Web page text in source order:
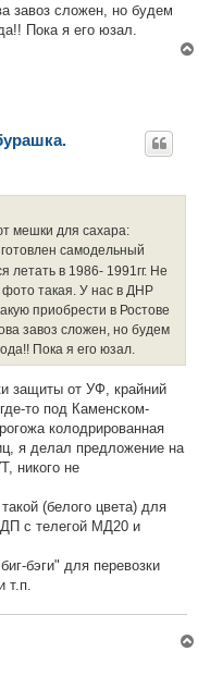
завоз сложен, но будем
Пока я его юзал.
мешки для сахара:
самодельный
летать в 1986- 1991гг. Не
фото такая. У нас в ДНР
приобрести в Ростове
завоз сложен, но будем
Пока я его юзал.
защиты от УФ, крайний
то под Каменском-
колодрированная
я делал предложение на
никого не
(белого цвета) для
с телегой МД20 и
бэги" для перевозки
т.п.